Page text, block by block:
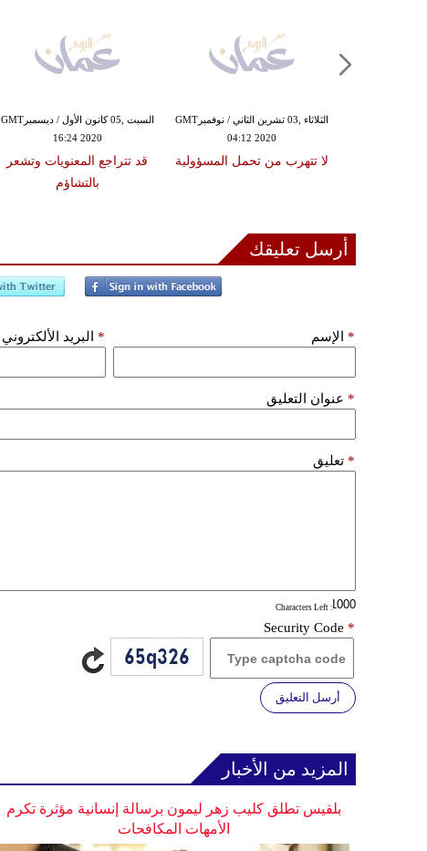
السبت ,05 كانون الأول / ديسمبرGMT
16:24 2020
قد تتراجع المعنويات وتشعر
بالتشاؤم
الثلاثاء ,03 تشرين الثاني / نوفمبرGMT
04:12 2020
لا تتهرب من تحمل المسؤولية
أرسل تعليقك
الإسم * البريد الألكتروني *
عنوان التعليق *
تعليق *
: Characters Left
Security Code *
أرسل التعليق
المزيد من الأخبار
بلقيس تطلق كليب زهر ليمون برسالة إنسانية مؤثرة تكرم
الأمهات المكافحات